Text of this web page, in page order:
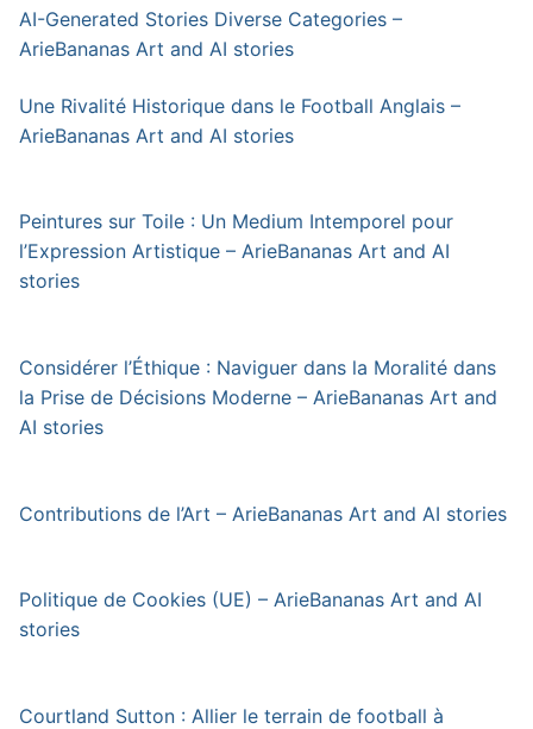
AI-Generated Stories Diverse Categories –
ArieBananas Art and AI stories
Une Rivalité Historique dans le Football Anglais –
ArieBananas Art and AI stories
Peintures sur Toile : Un Medium Intemporel pour
l’Expression Artistique – ArieBananas Art and AI
stories
Considérer l’Éthique : Naviguer dans la Moralité dans
la Prise de Décisions Moderne – ArieBananas Art and
AI stories
Contributions de l’Art – ArieBananas Art and AI stories
Politique de Cookies (UE) – ArieBananas Art and AI
stories
Courtland Sutton : Allier le terrain de football à